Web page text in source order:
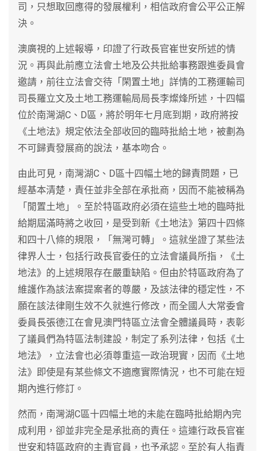
司，只想取回應得的發展權利，相信政府會公平公正解
決。
澳廣視的上述報導，印證了行政長官崔世安所述的情
況。再與此前應立法會土地及公共批給事務跟進委員會
邀請，前往立法會交待「閑置土地」詳情的工務運輸司
司長羅立文及土地工務運輸局局長李燦烽所述，十四幅
位於南灣湖C、D區，將於明年七月底到期，政府將按
《土地法》規定依法全部收回的臨時批給土地，被劃為
不可歸責發展商的說法，基本吻合。
由此可見，南灣湖C、D區十四幅土地的歸責問題，已
經基本清楚，責任並非全部在承批商，因而不能被稱為
「閒置土地」。至於特區政府必須在這些土地的臨時批
給期屆滿時將之收回，是受到新《土地法》第四十四條
和四十八條的規限，「無灣可轉」。這就坐證了某些法
律界人士，包括行政長官委任的立法會議員所指，《土
地法》的上述規限存在嚴重缺陷。但由於特區政府為了
維護作為該法案提案者的尊嚴，及該法律的穩定性，不
願在該法律剛生效不久就進行修改，而全國人大常委會
委員長張德江在會見澳門特區立法會全體議員時，表彰
了議員們為特區法制建設，制定了系列法律，包括《土
地法》，立法會也必須尊重這一政治現實，因而《土地
法》即使是有某些條文不適應實際情況，也不可能在短
期內進行修訂。
然而，南灣湖C區十四幅土地的未能在臨時批給期內完
成利用，卻並非完全是承批商的責任。這連行政長官崔
世安和特區政府的主責官員，也予承認。至於有人指責